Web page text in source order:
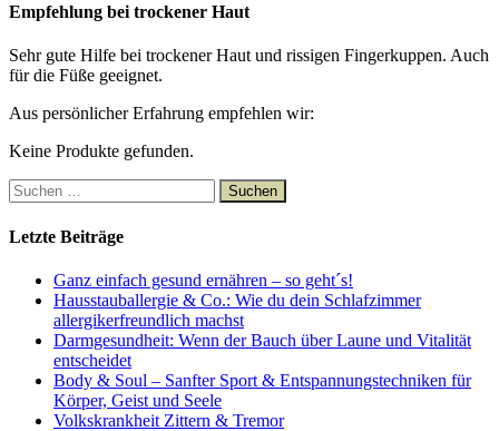
Empfehlung bei trockener Haut
Sehr gute Hilfe bei trockener Haut und rissigen Fingerkuppen. Auch
für die Füße geeignet.
Aus persönlicher Erfahrung empfehlen wir:
Keine Produkte gefunden.
Suchen
nach:
Letzte Beiträge
Ganz einfach gesund ernähren – so geht´s!
Hausstauballergie & Co.: Wie du dein Schlafzimmer
allergikerfreundlich machst
Darmgesundheit: Wenn der Bauch über Laune und Vitalität
entscheidet
Body & Soul – Sanfter Sport & Entspannungstechniken für
Körper, Geist und Seele
Volkskrankheit Zittern & Tremor